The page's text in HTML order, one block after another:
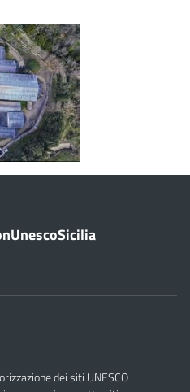
dei siti UNESCO